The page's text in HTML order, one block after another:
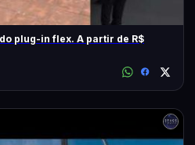
plug-in flex. A partir de R$